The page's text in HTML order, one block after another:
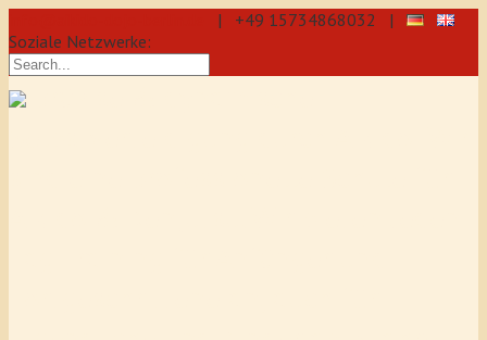
| +49 15734868032 |
Soziale Netzwerke: